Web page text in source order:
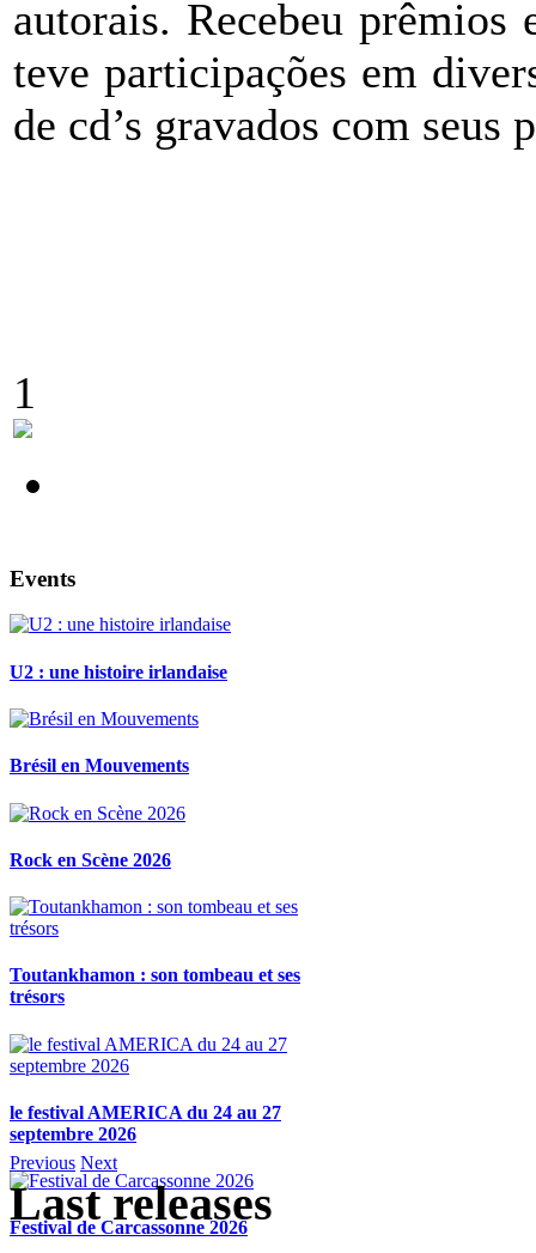
autorais. Recebeu
teve participações em
de cd’s gravados com seus
1
Events
U2 : une histoire irlandaise
Brésil en Mouvements
Rock en Scène 2026
Toutankhamon : son tombeau et ses
trésors
le festival AMERICA du 24 au 27
septembre 2026
Festival de Carcassonne 2026
Previous Next
Last releases